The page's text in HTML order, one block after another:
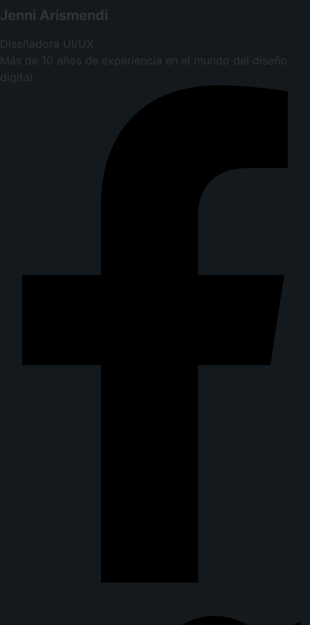
Jenni Arismendi
Diseñadora UI/UX
Más de 10 años de experiencia en el mundo del diseño
digital.